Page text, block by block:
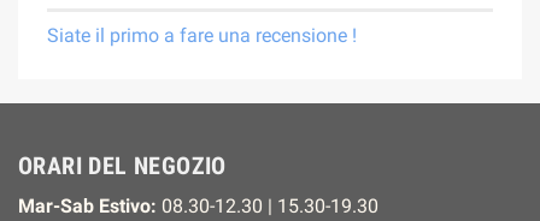
Siate il primo a fare una recensione !
ORARI DEL NEGOZIO
Mar-Sab Estivo: 08.30-12.30 | 15.30-19.30